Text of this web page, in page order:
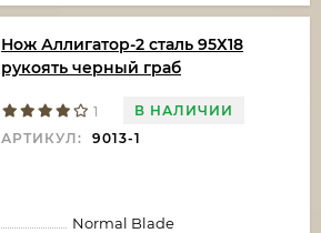
Нож Аллигатор-2 сталь 95Х18
рукоять черный граб
1
В НАЛИЧИИ
АРТИКУЛ:
9013-1
Normal Blade